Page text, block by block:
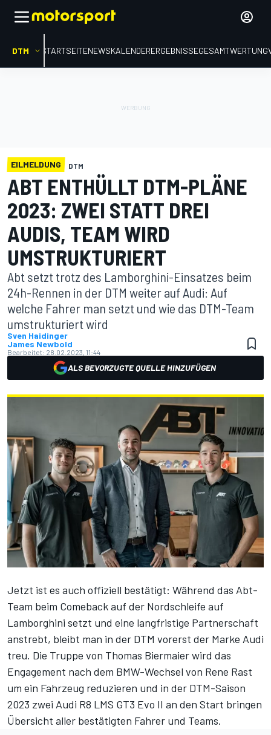
DTM STARTSEITENEWSKALENDERERGEBNISSEGESAMTWERTUNG
EILMELDUNG DTM
ABT ENTHÜLLT DTM-PLÄNE
2023: ZWEI STATT DREI
AUDIS, TEAM WIRD
UMSTRUKTURIERT
Abt setzt trotz des Lamborghini-Einsatzes beim
24h-Rennen in der DTM weiter auf Audi: Auf
welche Fahrer man setzt und wie das DTM-Team
umstrukturiert wird
Sven Haidinger
James Newbold
Bearbeitet: 28.02.2023, 11:44
ALS BEVORZUGTE QUELLE HINZUFÜGEN
Jetzt ist es auch offiziell bestätigt: Während das Abt-
Team beim Comeback auf der Nordschleife auf
Lamborghini setzt und eine langfristige Partnerschaft
anstrebt, bleibt man in der DTM vorerst der Marke Audi
treu. Die Truppe von Thomas Biermaier wird das
Engagement nach dem BMW-Wechsel von Rene Rast
um ein Fahrzeug reduzieren und in der DTM-Saison
2023 zwei Audi R8 LMS GT3 Evo II an den Start bringen
Übersicht aller bestätigten Fahrer und Teams.